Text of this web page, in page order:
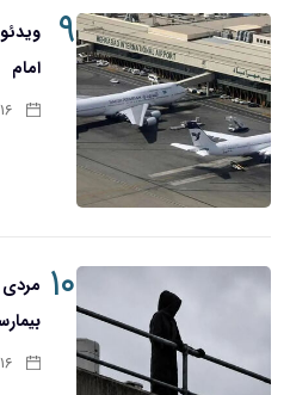
۹
ویدئوهایی از هرج‌ومرج در فرودگاه
امام
۱۴۰۵/۰۵/۱۶ ۲۰:۴۶
۱۰
مردی با لباس عزرائیل مقابل
بیمارستان دستگیر شد
۱۴۰۵/۰۵/۱۶ ۲۰:۴۲